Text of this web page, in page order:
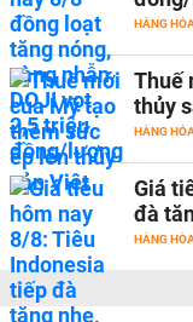
HÀNG
Thuế
thủy
HÀNG
Giá
đà
HÀNG